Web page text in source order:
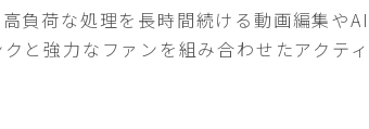
高負荷な処理を長時間続ける動画編集や
と強力なファンを組み合わせたアクテ